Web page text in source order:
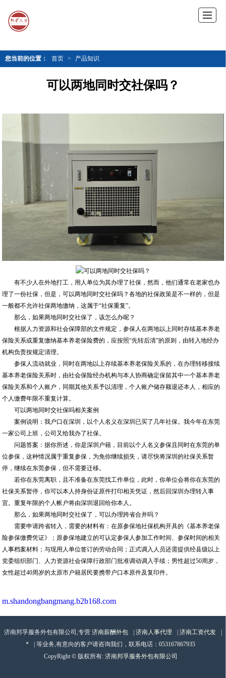
您当前的位置： 首页 > 产品知识
可以两地同时交社保吗？
有不少人在外地打工，用人单位为其办理了社保，然而，他们通常在老家也办
理了一份社保，但是，可以两地同时交社保吗？各地的社保政策是不一样的，但是
一般都不允许社保两地缴纳，这属于“社保重复”。
那么，如果两地同时交社保了，该怎么办呢？
根据人力资源和社会保障部的文件规定，参保人在两地以上同时存续基本养老
保险关系或重复缴纳基本养老保险费的，应按照“先转后清”的原则，由转入地经办
机构负责按规定清理。
参保人流动就业，同时在两地以上存续基本养老保险关系的，在办理转移接续
基本养老保险关系时，由社会保险经办机构与本人协商确定保留其中一个基本养老
保险关系和个人账户，同期其他关系予以清理，个人账户储存额退还本人，相应的
个人缴费年限不重复计算。
可以两地同时交社保吗相关案例
案例说明：我户口在深圳，以个人名义在深圳已买了几年社保。我今年在东莞
一家公司上班，公司又给我办了社保。
问题答案：据你所述，你是深圳户籍，目前以个人名义参保且同时在东莞的单
位参保，这种情况属于重复参保，为免你继续损失，请尽快将深圳的社保关系暂
停，继续在东莞参保，但不需要迁移。
若你在东莞离职，且不准备在东莞找工作单位，此时，你单位会将你在东莞的
社保关系暂停，你可以本人持身份证原件打印相关凭证，然后回深圳办理转入事
宜。重复年限的个人帐户将由深圳退回给你本人。
那么，如果两地同时交社保了，可以办理跨省合并吗？
需要申请跨省转入，需要的材料有：在原参保地社保机构开具的《基本养老保
险参保缴费凭证》；原参保地建立的可认定参保人参加工作时间、参保时间的相关
人事档案材料；与现用人单位签订的劳动合同；正式调入人员还需提供经县级以上
党委组织部门、人力资源社会保障行政部门批准调动调入手续；男性超过50周岁，
女性超过40周岁的太原市户籍居民要携带户口本原件及复印件。
m.shandongbangmang.b2b168.com
济南邦孚服务外包有限公司,专营 济南薪酬外包 | 济南人事代理 | 济南工资代发
|
*
| 等业务,有意向的客户请咨询我们，联系电话： 053167867935
CopyRight © 版权所有: 济南邦孚服务外包有限公司